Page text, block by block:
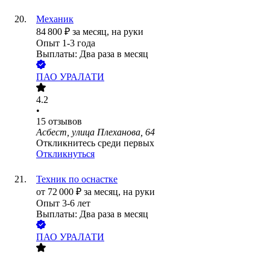
Механик
84 800 ₽ за месяц, на руки
Опыт 1-3 года
Выплаты: Два раза в месяц
ПАО УРАЛАТИ
4.2
•
15 отзывов
Асбест, улица Плеханова, 64
Откликнитесь среди первых
Откликнуться
Техник по оснастке
от 72 000 ₽ за месяц, на руки
Опыт 3-6 лет
Выплаты: Два раза в месяц
ПАО УРАЛАТИ